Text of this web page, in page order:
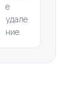
е
удале
ние.